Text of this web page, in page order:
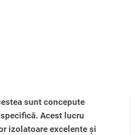
sunt concepute
Acest lucru
izolatoare excelente și